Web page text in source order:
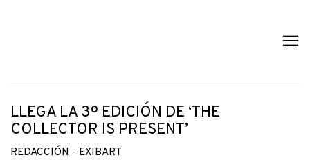
LLEGA LA 3º EDICIÓN DE ‘THE
COLLECTOR IS PRESENT’
REDACCIÓN - EXIBART